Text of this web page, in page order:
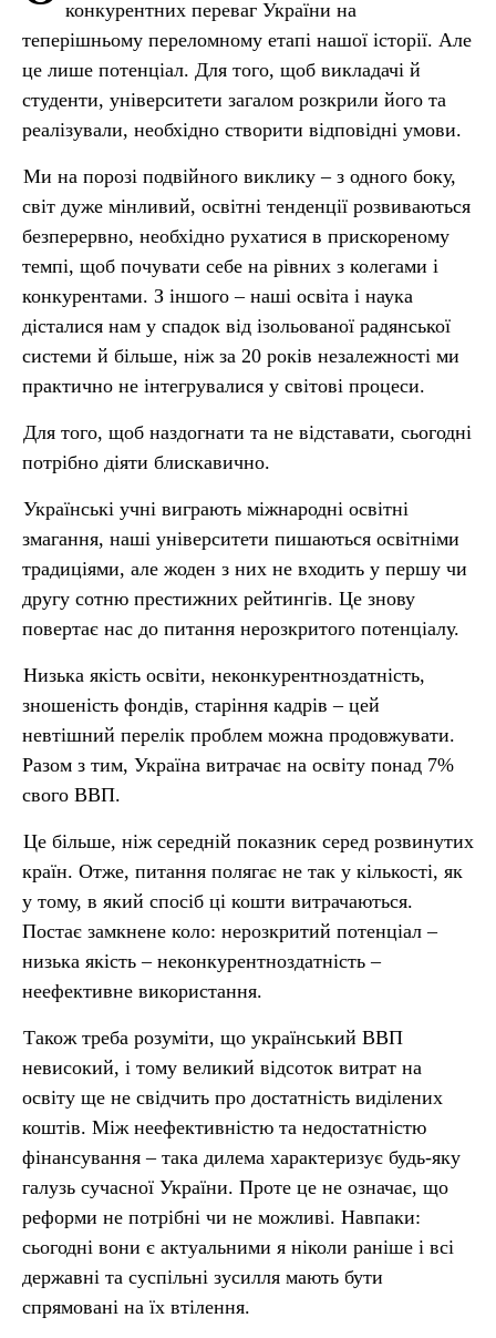
конкурентних переваг України на
теперішньому переломному етапі нашої історії. Але
це лише потенціал. Для того, щоб викладачі й
студенти, університети загалом розкрили його та
реалізували, необхідно створити відповідні умови.
Ми на порозі подвійного виклику – з одного боку,
світ дуже мінливий, освітні тенденції розвиваються
безперервно, необхідно рухатися в прискореному
темпі, щоб почувати себе на рівних з колегами і
конкурентами. З іншого – наші освіта і наука
дісталися нам у спадок від ізольованої радянської
системи й більше, ніж за 20 років незалежності ми
практично не інтегрувалися у світові процеси.
Для того, щоб наздогнати та не відставати, сьогодні
потрібно діяти блискавично.
Українські учні виграють міжнародні освітні
змагання, наші університети пишаються освітніми
традиціями, але жоден з них не входить у першу чи
другу сотню престижних рейтингів. Це знову
повертає нас до питання нерозкритого потенціалу.
Низька якість освіти, неконкурентноздатність,
зношеність фондів, старіння кадрів – цей
невтішний перелік проблем можна продовжувати.
Разом з тим, Україна витрачає на освіту понад 7%
свого ВВП.
Це більше, ніж середній показник серед розвинутих
країн. Отже, питання полягає не так у кількості, як
у тому, в який спосіб ці кошти витрачаються.
Постає замкнене коло: нерозкритий потенціал –
низька якість – неконкурентноздатність –
неефективне використання.
Також треба розуміти, що український ВВП
невисокий, і тому великий відсоток витрат на
освіту ще не свідчить про достатність виділених
коштів. Між неефективністю та недостатністю
фінансування – така дилема характеризує будь-яку
галузь сучасної України. Проте це не означає, що
реформи не потрібні чи не можливі. Навпаки:
сьогодні вони є актуальними я ніколи раніше і всі
державні та суспільні зусилля мають бути
спрямовані на їх втілення.